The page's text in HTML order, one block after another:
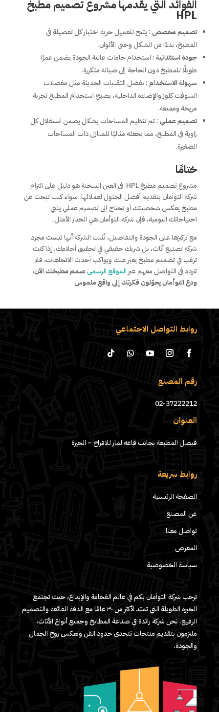
الفوائد التي يقدمها مشروع تصميم مطبخ
HPL
تصميم مخصص: يتيح للعميل حرية اختيار كل تفصيلة في
المطبخ، بدءًا من الشكل وحتى الألوان.
جودة استثنائية: استخدام خامات عالية الجودة يضمن عمرًا
طويلًا للمطبخ دون الحاجة إلى صيانة متكررة.
سهولة الاستخدام: بفضل التقنيات الحديثة مثل مفصلات
السوفت كلوز والإضاءة الداخلية، يصبح استخدام المطبخ تجربة
مريحة وممتعة.
تصميم عملي: تم تنظيم المساحات بشكل يضمن استغلال كل
زاوية في المطبخ، مما يجعله مثاليًا للمنازل ذات المساحات
الصغيرة.
ختامًا
مشروع تصميم مطبخ HPL في العين السخنة هو دليل على التزام
شركة التوأمان بتقديم أفضل الحلول لعملائها. سواء كنت تبحث عن
مطبخ يعكس شخصيتك أو تحتاج إلى تصميم عملي يلبي
احتياجاتك اليومية، فإن شركة التوأمان هي الخيار الأمثل.
مع تركيزها على الجودة والتفاصيل، تُثبت الشركة أنها ليست مجرد
شركة تصنيع أثاث، بل شريك حقيقي في تحقيق أحلامك. إذا كنت
ترغب في تصميم مطبخ يعبر عنك ويواكب أحدث الاتجاهات، فلا
تتردد في التواصل معهم عبرالموقع الرسمى صمم مطبخك الآن،
ودع التوأمان يحوّلون فكرتك إلى واقع ملموس
روابط التواصل الاجتماعي
رقم المصنع
02-37222212
العنوان
فيصل المطبعة بجانب قاعه لمار للافراح – الجيزة
روابط سريعة
الصفحة الرئيسية
عن المصنع
تواصل معنا
المعرض
سياسة الخصوصية
ترحب شركة التوأمان بكم في عالم الفخامة والإبداع، حيث تجتمع
الخبرة الطويلة التي تمتد لأكثر من ٣٠ عامًا مع الدقة الفائقة والتصميم
الرفيع. نحن شركة رائدة في صناعة المطابخ وجميع أنواع الأثاث،
ملتزمون بتقديم منتجات تتحدى حدود الفن وتعكس روح الجمال
والجودة.